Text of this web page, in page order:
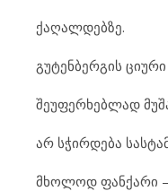
ქაღალდებზე.
გუტენბერგის ციური
შეუფერხებლად მუ
არ სჭირდება სას
მხოლოდ ფანქარი –